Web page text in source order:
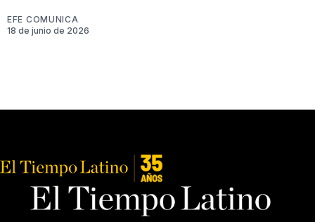
EFE COMUNICA
18 de junio de 2026